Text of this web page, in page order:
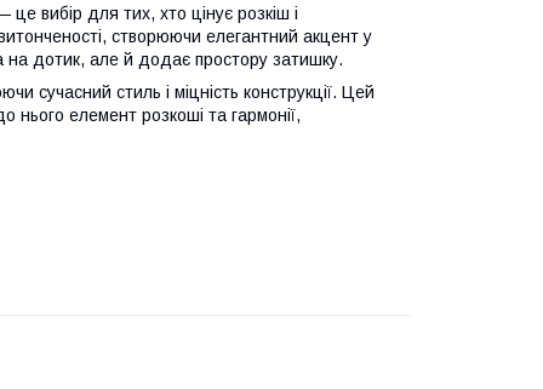
вибір для тих, хто цінує розкіш і
створюючи елегантний акцент у
на дотик, але й додає простору затишку.
сучасний стиль і міцність конструкції. Цей
нього елемент розкоші та гармонії,